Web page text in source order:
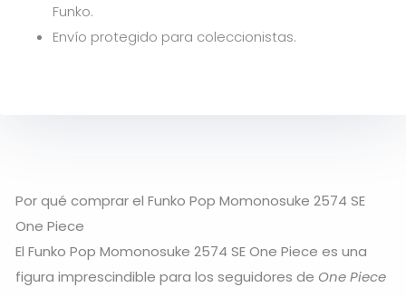
Funko.
Envío protegido para coleccionistas.
Por qué comprar el Funko Pop Momonosuke 2574 SE
One Piece
El Funko Pop Momonosuke 2574 SE One Piece es una
figura imprescindible para los seguidores de One Piece